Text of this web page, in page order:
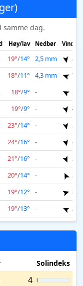
samme dag.
Høy/lav Nedbør Vind
19°/14° 2,5 mm
8
18°/11° 4,3 mm
7
18°/9° -
5
19°/9° -
4
23°/14° -
5
24°/16° -
4
21°/16° -
3
20°/14° -
3
19°/12° -
3
19°/13° - 2
Solindeks
4